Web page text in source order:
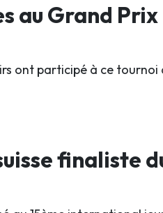
au Grand
ont participé à ce tournoi
finaliste